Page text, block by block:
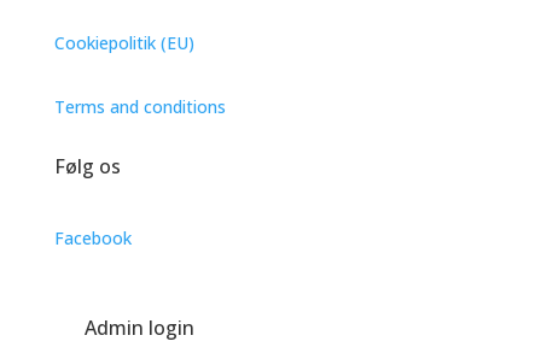
Cookiepolitik (EU)
Terms and conditions
Følg os
Facebook
Admin login